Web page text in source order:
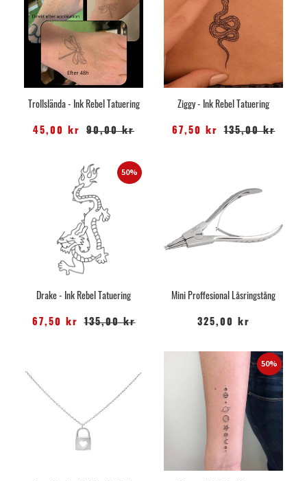
Trollslända - Ink Rebel Tatuering
45,00 kr 90,00 kr
Ziggy - Ink Rebel Tatuering
67,50 kr 135,00 kr
50%
Drake - Ink Rebel Tatuering
67,50 kr 135,00 kr
Mini Proffesional Låsringstång
325,00 kr
50%